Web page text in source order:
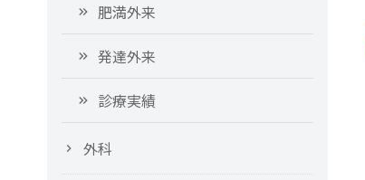
肥満外来
発達外来
診療実績
外科